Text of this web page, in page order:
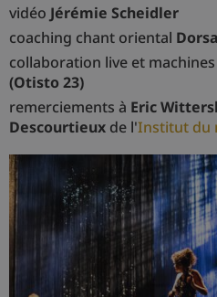
vidéo Jérémie Scheidler
coaching chant oriental
collaboration live et machines
(Otisto 23)
remerciements à Eric
Descourtieux de l'Institut du